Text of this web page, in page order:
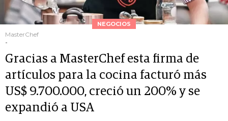
NEGOCIOS
MasterChef
-
Gracias a MasterChef esta firma de
artículos para la cocina facturó más
US$ 9.700.000, creció un 200% y se
expandió a USA